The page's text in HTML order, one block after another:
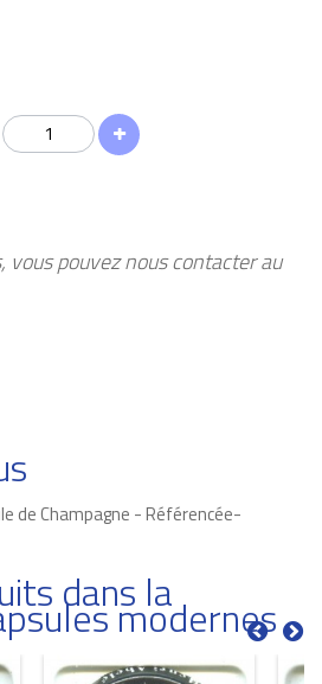
vous pouvez nous contacter au
de Champagne - Référencée-
dans lamodernes